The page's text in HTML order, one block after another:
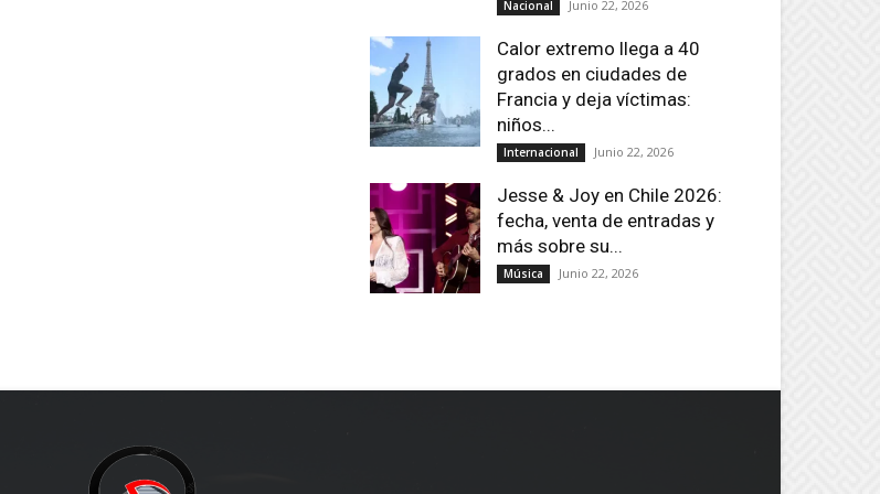
Nacional Junio 22, 2026
Calor extremo llega a 40
grados en ciudades de
Francia y deja víctimas:
niños...
Internacional Junio 22, 2026
Jesse & Joy en Chile 2026:
fecha, venta de entradas y
más sobre su...
Música Junio 22, 2026